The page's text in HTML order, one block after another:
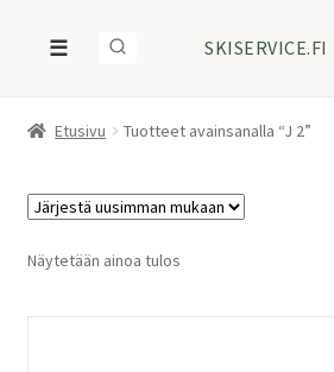
☰ SKISERVICE.FI
Etusivu Tuotteet avainsanalla “J 2”
Näytetään ainoa tulos